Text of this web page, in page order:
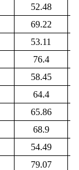
52.48
69.22
53.11
76.4
58.45
64.4
65.86
68.9
54.49
79.07